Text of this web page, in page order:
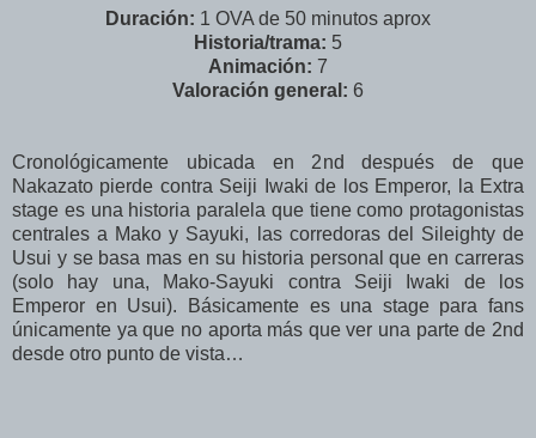
Duración: 1 OVA de 50 minutos aprox
Historia/trama: 5
Animación: 7
Valoración general: 6
Cronológicamente ubicada en 2nd después de que
Nakazato pierde contra Seiji Iwaki de los Emperor, la Extra
stage es una historia paralela que tiene como protagonistas
centrales a Mako y Sayuki, las corredoras del Sileighty de
Usui y se basa mas en su historia personal que en carreras
(solo hay una, Mako-Sayuki contra Seiji Iwaki de los
Emperor en Usui). Básicamente es una stage para fans
únicamente ya que no aporta más que ver una parte de 2nd
desde otro punto de vista…